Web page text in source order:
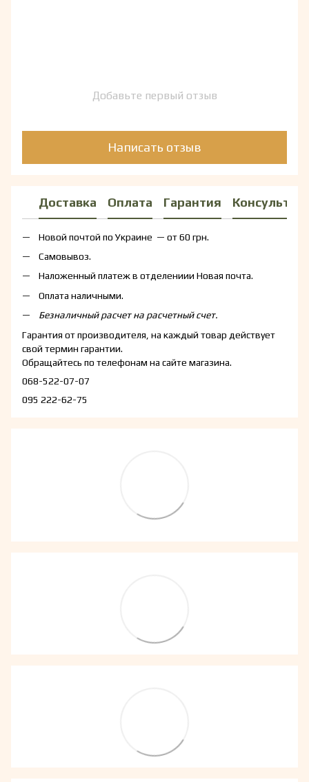
Добавьте первый отзыв
Написать отзыв
Доставка Оплата Гарантия
Новой почтой по Украине — от 60 грн.
Самовывоз.
Наложенный платеж в отделениии Новая почта.
Оплата наличными.
Безналичный расчет на расчетный счет.
Гарантия от производителя, на каждый товар действует
свой термин гарантии.
Обращайтесь по телефонам на сайте магазина.
068-522-07-07
095 222-62-75